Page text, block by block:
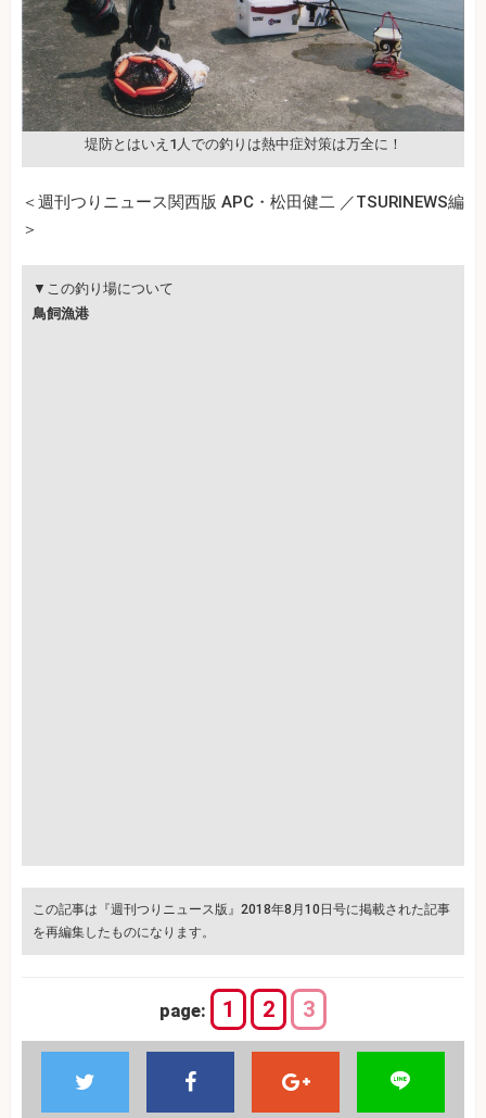
堤防とはいえ1人での釣りは熱中症対策は万全に！
＜週刊つりニュース関西版 APC・松田健二 ／TSURINEWS編
＞
▼この釣り場について
鳥飼漁港
この記事は『週刊つりニュース版』2018年8月10日号に掲載された記事
を再編集したものになります。
page: 1 2 3